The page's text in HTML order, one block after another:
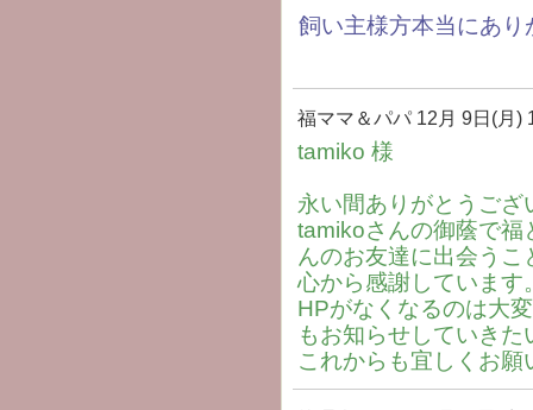
飼い主様方本当にあ
福ママ＆パパ 12月 9日(月)
tamiko 様
永い間ありがとうござ
tamikoさんの御蔭で福
んのお友達に出会うこ
心から感謝しています
HPがなくなるのは大
もお知らせしていきた
これからも宜しくお願